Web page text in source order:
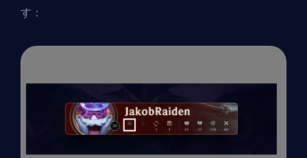
す：